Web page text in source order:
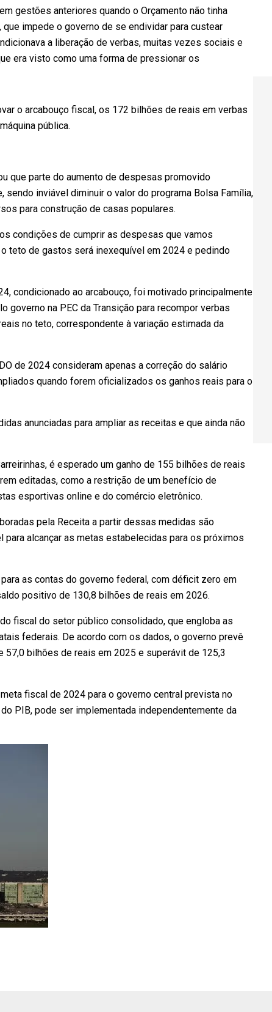
gestões anteriores quando o Orçamento não tinha
impede o governo de se endividar para custear
a liberação de verbas, muitas vezes sociais e
era visto como uma forma de pressionar os
o arcabouço fiscal, os 172 bilhões de reais em verbas
pública.
que parte do aumento de despesas promovido
inviável diminuir o valor do programa Bolsa Família,
para construção de casas populares.
condições de cumprir as despesas que vamos
teto de gastos será inexequível em 2024 e pedindo
condicionado ao arcabouço, foi motivado principalmente
na PEC da Transição para recompor verbas
no teto, correspondente à variação estimada da
de 2024 consideram apenas a correção do salário
quando forem oficializados os ganhos reais para o
anunciadas para ampliar as receitas e que ainda não
é esperado um ganho de 155 bilhões de reais
editadas, como a restrição de um benefício de
esportivas online e do comércio eletrônico.
pela Receita a partir dessas medidas são
alcançar as metas estabelecidas para os próximos
as contas do governo federal, com déficit zero em
positivo de 130,8 bilhões de reais em 2026.
fiscal do setor público consolidado, que engloba as
federais. De acordo com os dados, o governo prevê
bilhões de reais em 2025 e superávit de 125,3
fiscal de 2024 para o governo central prevista no
PIB, pode ser implementada independentemente da